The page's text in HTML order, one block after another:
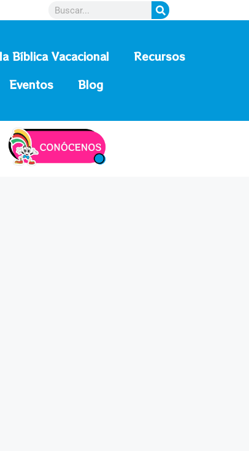
Bíblica Vacacional
Recursos
Eventos Blog